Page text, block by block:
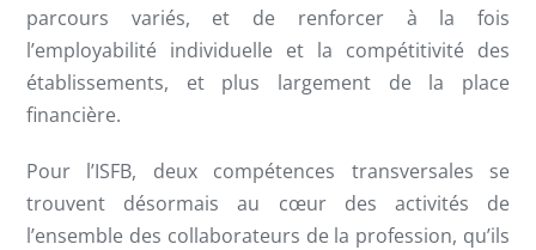
parcours variés, et de renforcer à la fois
l’employabilité individuelle et la compétitivité des
établissements, et plus largement de la place
financière.
Pour l’ISFB, deux compétences transversales se
trouvent désormais au cœur des activités de
l’ensemble des collaborateurs de la profession, qu’ils